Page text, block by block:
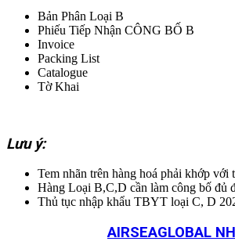
Bản Phân Loại B
Phiếu Tiếp Nhận CÔNG BỐ B
Invoice
Packing List
Catalogue
Tờ Khai
Lưu ý:
Tem nhãn trên hàng hoá phải khớp
Hàng Loại B,C,D cần làm công bố đủ
Thủ tục nhập khẩu TBYT loại C, D
AIRSEAGLOBAL